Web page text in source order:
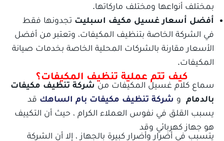
بمختلف أنواعها ومختلف ماركاتها.
أفضل أسعار غسيل مكيف اسبليت تجدونها فقط
في الشركة الخاصة بتنظيف المكيفات، وتعتبر من أفضل
الأسعار مقارنة بالشركات المحلية الخاصة بخدمات صيانة
المكيفات.
كيف تتم عملية تنظيف المكيفات؟
سماع كلام غسيل المكيفات من شركة تنظيف مكيفات
بالدمام و شركة تنظيف مكيفات بام الساهك قد
يسبب القلق في نفوس العملاء الكرام ، حيث أن التكييف
هو جهاز كهربائي وقد
يتسبب في أضرار وأضرار كبيرة بالجهاز ، إلا أن الشركة